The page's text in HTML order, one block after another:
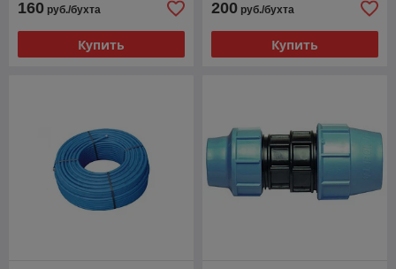
160 руб./бухта
Купить
200 руб./бухта
Купить